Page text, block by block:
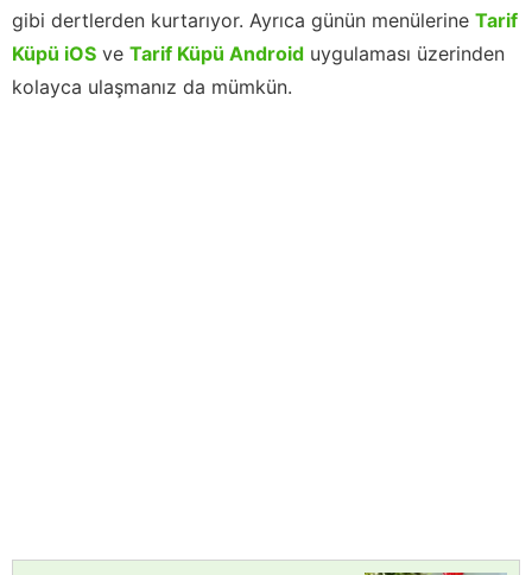
gibi dertlerden kurtarıyor. Ayrıca günün menülerine Tarif
Küpü iOS ve Tarif Küpü Android uygulaması üzerinden
kolayca ulaşmanız da mümkün.